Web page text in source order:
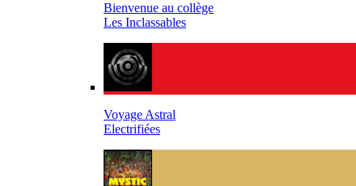
Bienvenue au collège
Les Inclassables
Voyage Astral
Electrifiées